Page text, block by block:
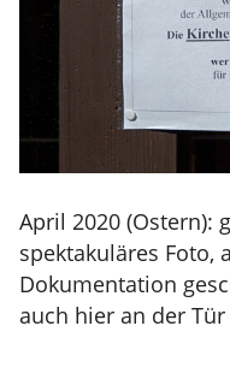
April 2020 (Ostern):
spektakuläres Foto,
Dokumentation
auch hier an der